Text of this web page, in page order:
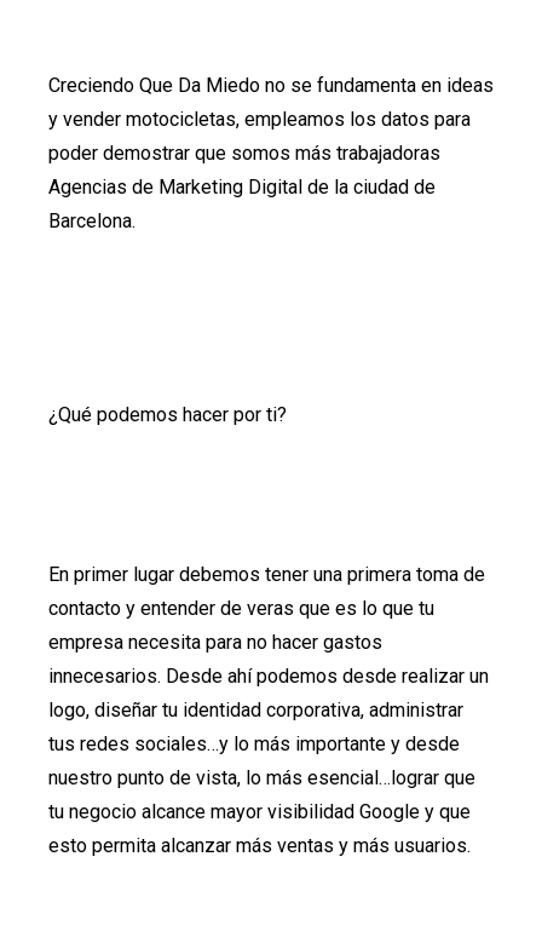
Creciendo Que Da Miedo no se fundamenta en ideas
y vender motocicletas, empleamos los datos para
poder demostrar que somos más trabajadoras
Agencias de Marketing Digital de la ciudad de
Barcelona.
¿Qué podemos hacer por ti?
En primer lugar debemos tener una primera toma de
contacto y entender de veras que es lo que tu
empresa necesita para no hacer gastos
innecesarios. Desde ahí podemos desde realizar un
logo, diseñar tu identidad corporativa, administrar
tus redes sociales…y lo más importante y desde
nuestro punto de vista, lo más esencial…lograr que
tu negocio alcance mayor visibilidad Google y que
esto permita alcanzar más ventas y más usuarios.